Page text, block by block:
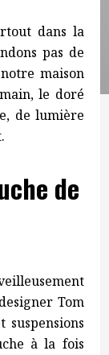
dans la
pas de
maison
le doré
de lumière
de
Tom
suspensions
à la fois